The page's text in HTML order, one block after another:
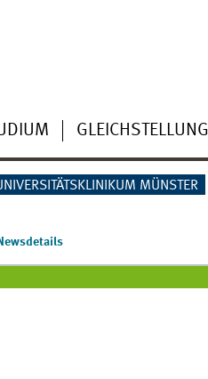
GLEICHSTELLUNG
MÜNSTER